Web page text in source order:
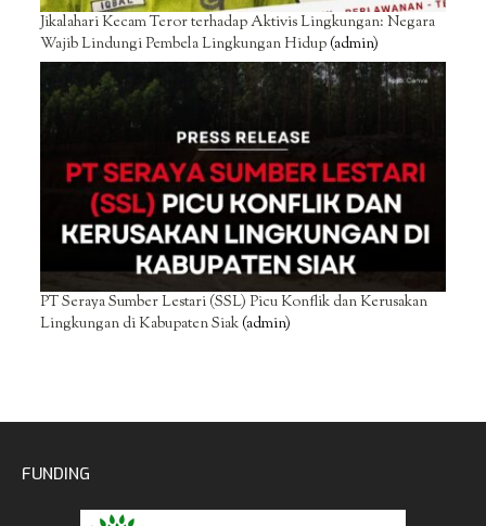
Jikalahari Kecam Teror terhadap Aktivis Lingkungan: Negara
Wajib Lindungi Pembela Lingkungan Hidup(admin)
PT Seraya Sumber Lestari (SSL) Picu Konflik dan Kerusakan
Lingkungan di Kabupaten Siak(admin)
FUNDING